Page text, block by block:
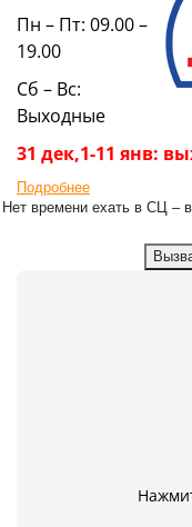
Пн – Пт: 09.00 –
19.00
Сб – Вс:
Выходные
31 дек,1-11 янв:
Подробнее
Нет времени ехать в СЦ –